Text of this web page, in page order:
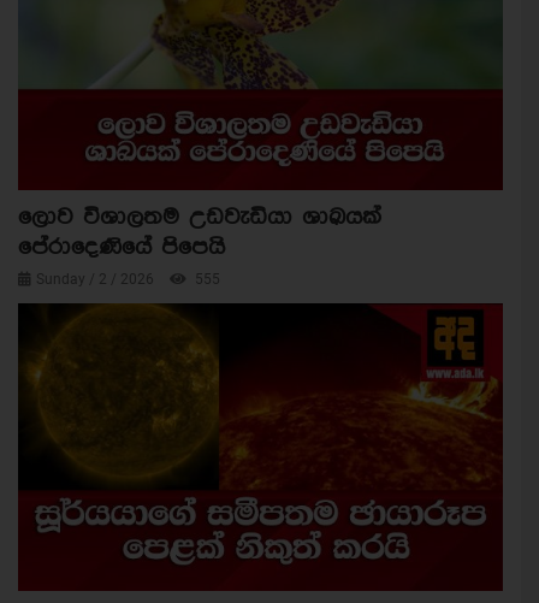
ලොව විශාලතම උඩවැඩියා ශාඛයක්
පේරාදෙණියේ පිපෙයි
Sunday / 2 / 2026 555